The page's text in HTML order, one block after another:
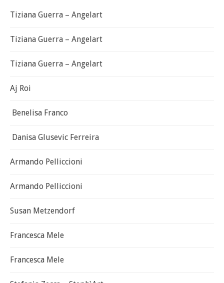
Tiziana Guerra – Angelart
Tiziana Guerra – Angelart
Tiziana Guerra – Angelart
Aj Roi
Benelisa Franco
Danisa Glusevic Ferreira
Armando Pelliccioni
Armando Pelliccioni
Susan Metzendorf
Francesca Mele
Francesca Mele